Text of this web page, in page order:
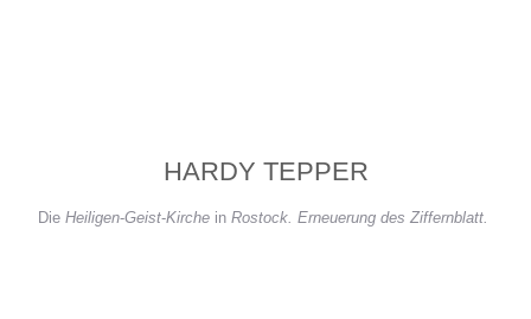
HARDY TEPPER
Die Heiligen-Geist-Kirche in Rostock. Erneuerung des Ziffernblatt.